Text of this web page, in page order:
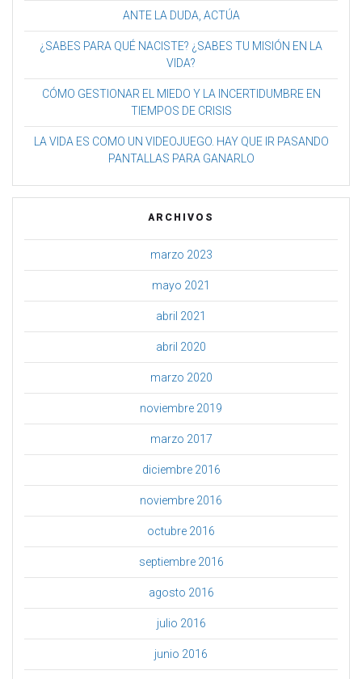
ANTE LA DUDA, ACTÚA
¿SABES PARA QUÉ NACISTE? ¿SABES TU MISIÓN EN LA
VIDA?
CÓMO GESTIONAR EL MIEDO Y LA INCERTIDUMBRE EN
TIEMPOS DE CRISIS
LA VIDA ES COMO UN VIDEOJUEGO. HAY QUE IR PASANDO
PANTALLAS PARA GANARLO
ARCHIVOS
marzo 2023
mayo 2021
abril 2021
abril 2020
marzo 2020
noviembre 2019
marzo 2017
diciembre 2016
noviembre 2016
octubre 2016
septiembre 2016
agosto 2016
julio 2016
junio 2016